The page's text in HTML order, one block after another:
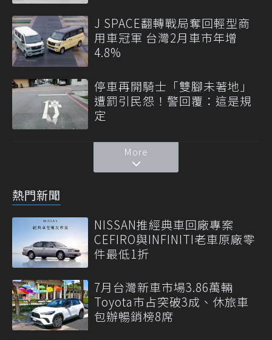
J SPACE翻轉戰局奪回輕型商
用車冠軍 台灣2月車市年增
4.8%
停車再開騎士「雙腳未著地」
遭罰引民怨！警回覆：這是規
定
More
熱門新聞
NISSAN推經典車回廠專案
CEFIRO與INFINITI老車原廠零
件最低1折
7月台灣新車市場3.86萬輛
Toyota市占突破3成、休旅車
包辦暢銷榜8席